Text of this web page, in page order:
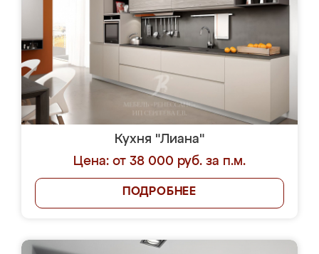
Кухня "Лиана"
Цена: от 38 000 руб. за п.м.
ПОДРОБНЕЕ